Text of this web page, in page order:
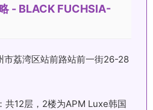
- BLACK FUCHSIA-
市荔湾区站前路站前一街26-28
共12层，2楼为APM Luxe韩国